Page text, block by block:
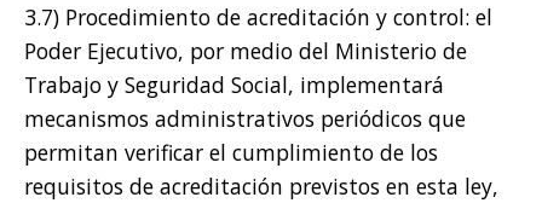
3.7) Procedimiento de acreditación y control: el
Poder Ejecutivo, por medio del Ministerio de
Trabajo y Seguridad Social, implementará
mecanismos administrativos periódicos que
permitan verificar el cumplimiento de los
requisitos de acreditación previstos en esta ley,